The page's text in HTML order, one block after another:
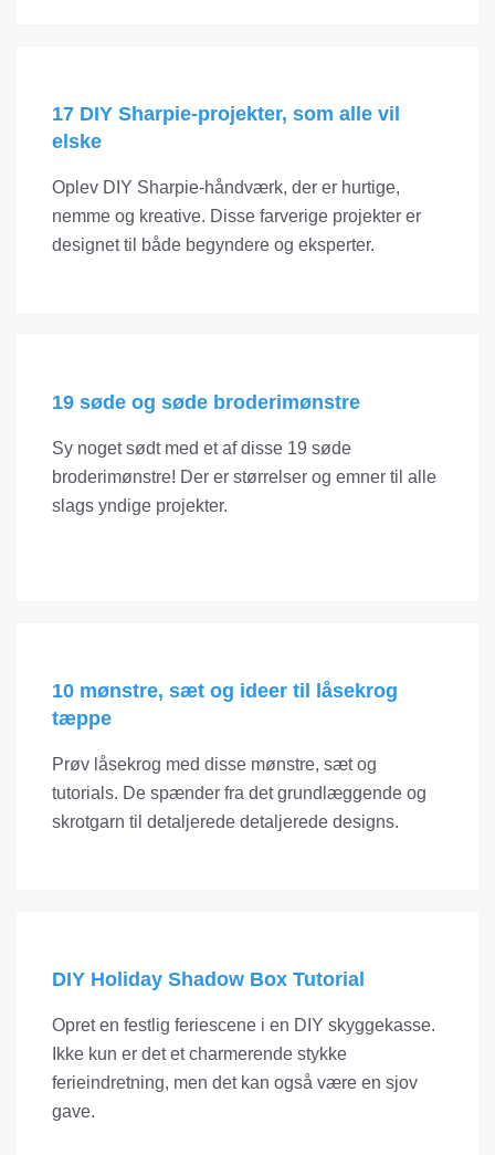
17 DIY Sharpie-projekter, som alle vil
elske
Oplev DIY Sharpie-håndværk, der er hurtige,
nemme og kreative. Disse farverige projekter er
designet til både begyndere og eksperter.
19 søde og søde broderimønstre
Sy noget sødt med et af disse 19 søde
broderimønstre! Der er størrelser og emner til alle
slags yndige projekter.
10 mønstre, sæt og ideer til låsekrog
tæppe
Prøv låsekrog med disse mønstre, sæt og
tutorials. De spænder fra det grundlæggende og
skrotgarn til detaljerede detaljerede designs.
DIY Holiday Shadow Box Tutorial
Opret en festlig feriescene i en DIY skyggekasse.
Ikke kun er det et charmerende stykke
ferieindretning, men det kan også være en sjov
gave.